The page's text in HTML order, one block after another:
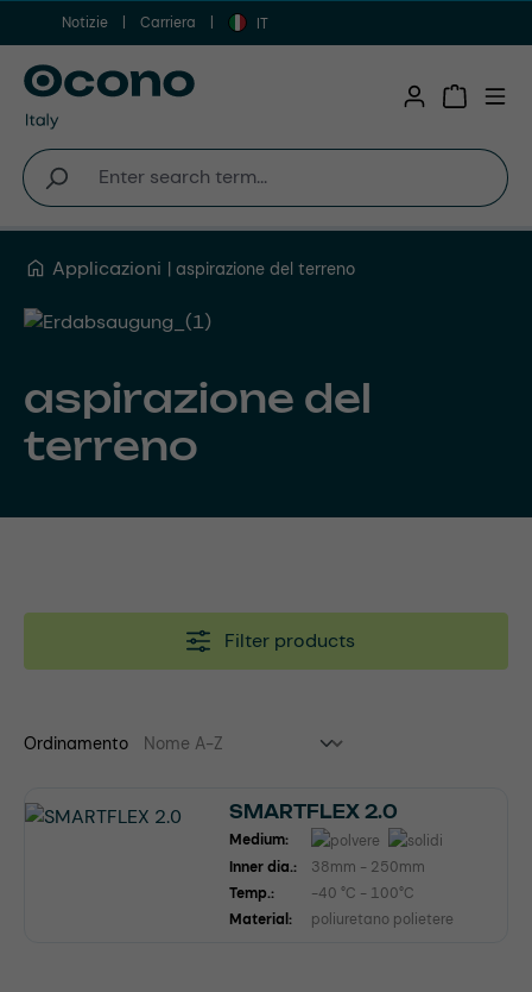
Vai al contenuto principale
Notizie Carriera IT
Applicazioni aspirazione del terreno
aspirazione del
terreno
Filter products
Ordinamento
SMARTFLEX 2.0
Medium:
Inner dia.:
38mm - 250mm
Temp.:
-40 °C - 100°C
Material:
poliuretano polietere